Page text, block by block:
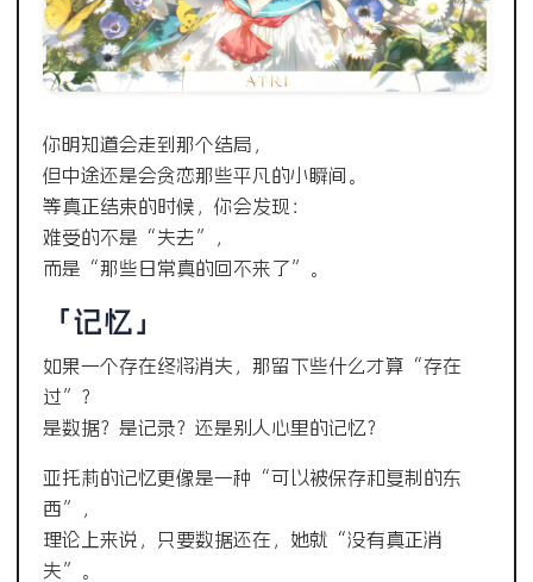
你明知道会走到那个结局，
但中途还是会贪恋那些平凡的小瞬间。
等真正结束的时候，你会发现：
难受的不是“失去”，
而是“那些日常真的回不来了”。
「记忆」
如果一个存在终将消失，那留下些什么才算“存在
过”？
是数据？是记录？还是别人心里的记忆？
亚托莉的记忆更像是一种“可以被保存和复制的东
西”，
理论上来说，只要数据还在，她就“没有真正消
失”。